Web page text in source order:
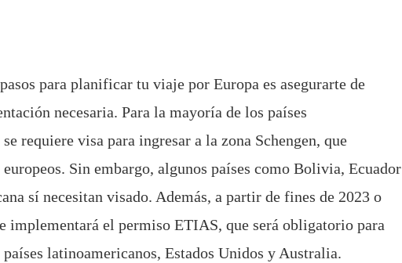
para planificar tu viaje por Europa es asegurarte de
necesaria. Para la mayoría de los países
requiere visa para ingresar a la zona Schengen, que
Sin embargo, algunos países como Bolivia, Ecuador
sí necesitan visado. Además, a partir de fines de 2023 o
implementará el permiso ETIAS, que será obligatorio para
latinoamericanos, Estados Unidos y Australia.